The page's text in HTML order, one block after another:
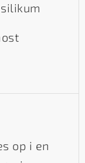
op i en